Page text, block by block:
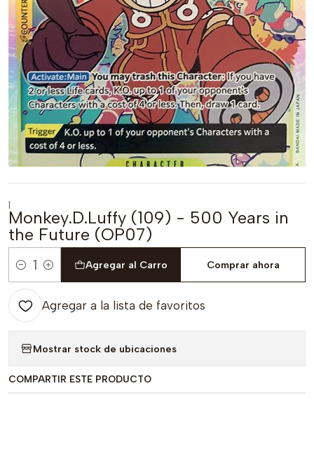
|
Monkey.D.Luffy (109) - 500 Years in
the Future (OP07)
Cantidad
Agregar al Carro Comprar ahora
Agregar a la lista de favoritos
Mostrar stock de ubicaciones
COMPARTIR ESTE PRODUCTO